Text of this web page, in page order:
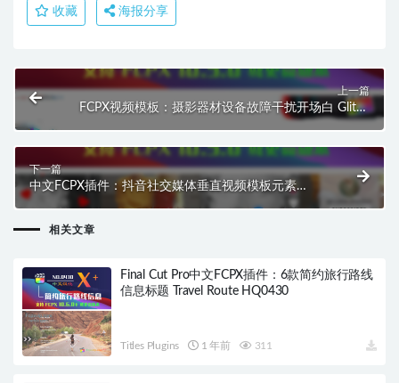
收藏 海报分享
上一篇
FCPX视频模板：摄影器材设备故障干扰开场白 Glitch
Photographer HQ0059
下一篇
中文FCPX插件：抖音社交媒体垂直视频模板元素
TikTok Instagram Element HQ0063
相关文章
Final Cut Pro中文FCPX插件：6款简约旅行路线
信息标题 Travel Route HQ0430
Titles Plugins 1 年前 311